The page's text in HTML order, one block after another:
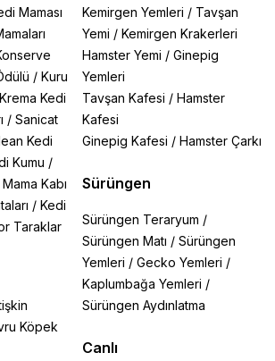
Maması
/ Kuru
Kedi
/ Sanicat
Kedi
Kumu /
Mama Kabı
/ Kedi
Taraklar
Köpek
Kemirgen Yemleri / Tavşan
Yemi / Kemirgen Krakerleri
Hamster Yemi / Ginepig
Yemleri
Tavşan Kafesi / Hamster
Kafesi
Ginepig Kafesi / Hamster Çarkı
Sürüngen
Sürüngen Teraryum /
Sürüngen Matı / Sürüngen
Yemleri / Gecko Yemleri /
Kaplumbağa Yemleri /
Sürüngen Aydınlatma
Canlı